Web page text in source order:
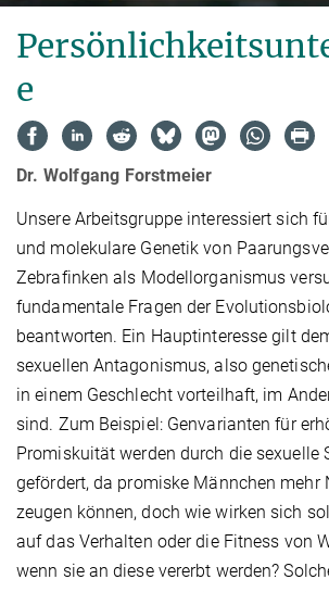
e
Dr. Wolfgang Forstmeier
Unsere Arbeitsgruppe interessiert sich
und molekulare Genetik von
Zebrafinken als Modellorganismus
fundamentale Fragen der
beantworten. Ein Hauptinteresse gilt
sexuellen Antagonismus, also
in einem Geschlecht vorteilhaft, im
sind. Zum Beispiel: Genvarianten für
Promiskuität werden durch die sexuelle
gefördert, da promiske Männchen mehr
zeugen können, doch wie wirken sich
auf das Verhalten oder die Fitness von
wenn sie an diese vererbt werden?